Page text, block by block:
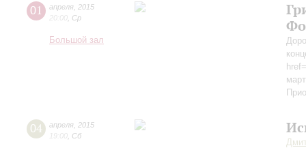
01 апреля 2015
20:00 Ср
Большой зал
04 апреля 2015
19:00 Сб